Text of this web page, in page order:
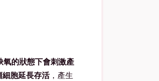
氧的狀態下會刺激產
胞延長存活，產生